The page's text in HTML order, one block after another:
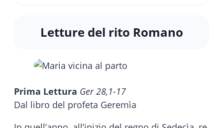
Letture del rito Romano
Prima Lettura Ger 28,1-17
Dal libro del profeta Geremìa